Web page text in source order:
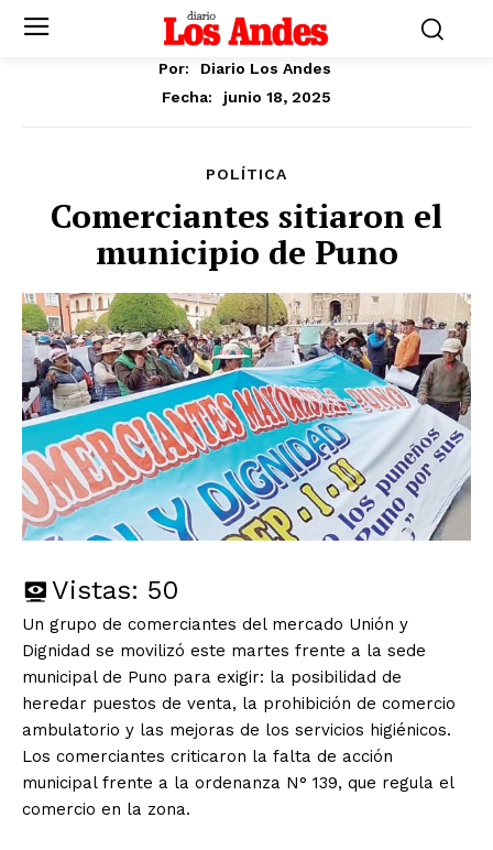
Por:
Diario Los Andes
Fecha:
junio 18, 2025
POLÍTICA
Comerciantes sitiaron el
municipio de Puno
Vistas: 50
Un grupo de comerciantes del mercado Unión y
Dignidad se movilizó este martes frente a la sede
municipal de Puno para exigir: la posibilidad de
heredar puestos de venta, la prohibición de comercio
ambulatorio y las mejoras de los servicios higiénicos.
Los comerciantes criticaron la falta de acción
municipal frente a la ordenanza N° 139, que regula el
comercio en la zona.